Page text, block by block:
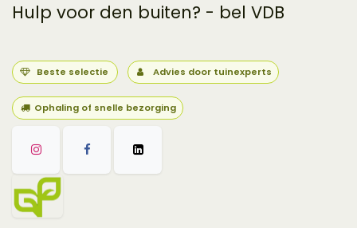
Hulp voor den buiten? - bel VDB
Beste selectie Advies door tuinexperts
Ophaling of snelle bezorging